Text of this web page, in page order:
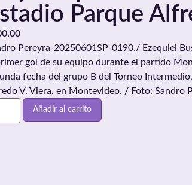
Parque
Pereyra-20250601SP-0190./ Ezequiel
gol de su equipo durante el partido
fecha del grupo B del Torneo
V. Viera, en Montevideo. / Foto: Sandro
Añadir al carrito